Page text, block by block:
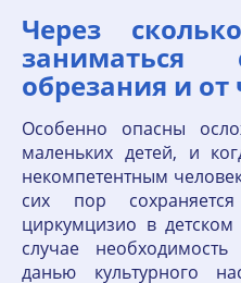
Через
заниматься
обрезания и от
Особенно опасны
маленьких детей, и
некомпетентным
сих пор
циркумцизио в
случае
данью культурного